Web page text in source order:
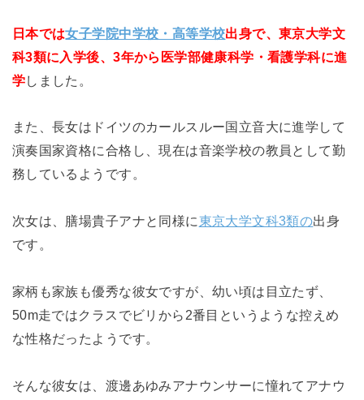
日本では女子学院中学校・高等学校出身で、東京大学文
科3類に入学後、3年から医学部健康科学・看護学科に進
学しました。
また、長女はドイツのカールスルー国立音大に進学して
演奏国家資格に合格し、現在は音楽学校の教員として勤
務しているようです。
次女は、膳場貴子アナと同様に東京大学文科3類の出身
です。
家柄も家族も優秀な彼女ですが、幼い頃は目立たず、
50m走ではクラスでビリから2番目というような控えめ
な性格だったようです。
そんな彼女は、渡邊あゆみアナウンサーに憧れてアナウ